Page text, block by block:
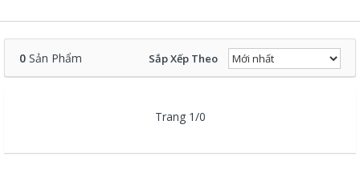
0 Sản Phẩm Sắp Xếp Theo
Trang 1/0